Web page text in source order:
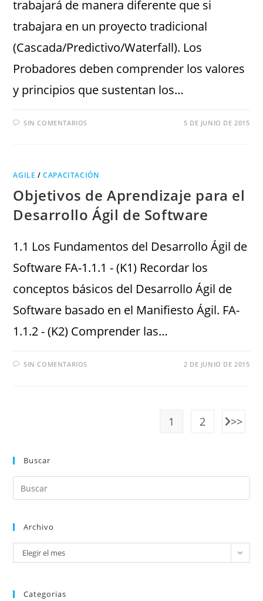
trabajará de manera diferente que si
trabajara en un proyecto tradicional
(Cascada/Predictivo/Waterfall). Los
Probadores deben comprender los valores
y principios que sustentan los…
SIN COMENTARIOS 5 DE JUNIO DE 2015
AGILE /CAPACITACIÓN
Objetivos de Aprendizaje para el
Desarrollo Ágil de Software
1.1 Los Fundamentos del Desarrollo Ágil de
Software FA-1.1.1 - (K1) Recordar los
conceptos básicos del Desarrollo Ágil de
Software basado en el Manifiesto Ágil. FA-
1.1.2 - (K2) Comprender las…
SIN COMENTARIOS 2 DE JUNIO DE 2015
1 2
Buscar
Archivo
Elegir el mes
Categorias